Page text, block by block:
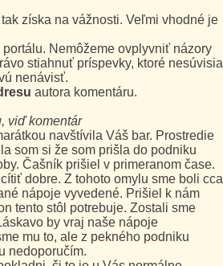
získa na vážnosti. Veľmi vhodné je
Nemôžeme ovplyvniť názory
stiahnuť príspevky, ktoré nesúvisia
nenávisť.
autora komentáru.
viď komentár
navštívila Váš bar. Prostredie
som si že som prišla do podniku
Čašník prišiel v primeranom čase.
dobre. Z tohoto omylu sme boli cca
nápoje vyvedené. Prišiel k nám
tento stôl potrebuje. Zostali sme
by vraj naše nápoje
mu to, ale z pekného podniku
nedoporučím.